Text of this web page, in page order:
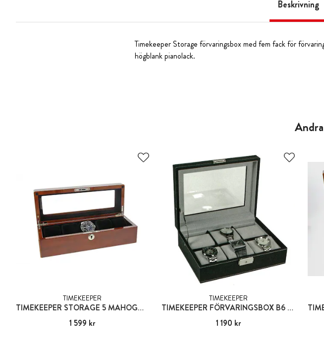
Beskrivning
Timekeeper Storage förvaringsbox med fem fack för
högblank pianolack.
TIMEKEEPER
TIMEKEEPER STORAGE 5 MAHOGNY - FÖRVARINGSBOX FÖR 5 KLOCKOR
Pris :1 599 kr
1 599 kr
TIMEKEEPER
TIMEKEEPER FÖRVARINGSBOX B6 SVART/GRÅ
Pris :1 190 kr
1 190 kr